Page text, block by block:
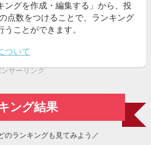
ングを作成・編集する」から、投
点数をつけることで、ランキング
ことができます。
ついて
サーリンク
ング結果
のランキングも見てみよう／